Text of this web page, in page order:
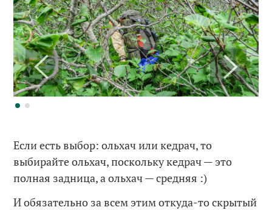
Если есть выбор: ольхач или кедрач, то
выбирайте ольхач, поскольку кедрач — это
полная задница, а ольхач — средняя :)
И обязательно за всем этим откуда-то скрытый